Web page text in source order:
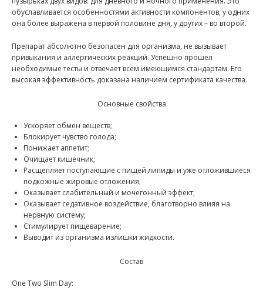
обуславливается особенностями активности компонентов, у одних
она более выражена в первой половине дня, у других – во второй.
Препарат абсолютно безопасен для организма, не вызывает
привыкания и аллергических реакций. Успешно прошел
необходимые тесты и отвечает всем имеющимся стандартам. Его
высокая эффективность доказана наличием сертификата качества.
Основные свойства
Ускоряет обмен веществ;
Блокирует чувство голода;
Понижает аппетит;
Очищает кишечник;
Расщепляет поступающие с пищей липиды и уже отложившиеся
подкожные жировые отложения;
Оказывает слабительный и мочегонный эффект;
Оказывает седативное воздействие, благотворно влияя на
нервную систему;
Стимулирует пищеварение;
Выводит из организма излишки жидкости.
Состав
One Two Slim Day: